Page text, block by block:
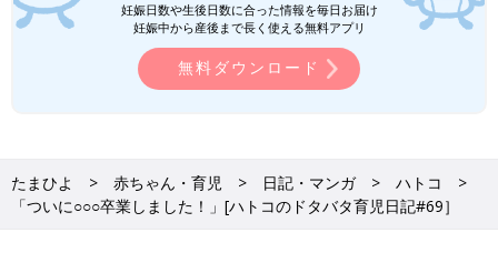
妊娠日数や生後日数に合った情報を毎日お届け
妊娠中から産後まで長く使える無料アプリ
無料ダウンロード
たまひよ 赤ちゃん・育児 日記・マンガ
ハトコ
「ついに○○○卒業しました！」[ハトコのドタバタ育児日記#69］